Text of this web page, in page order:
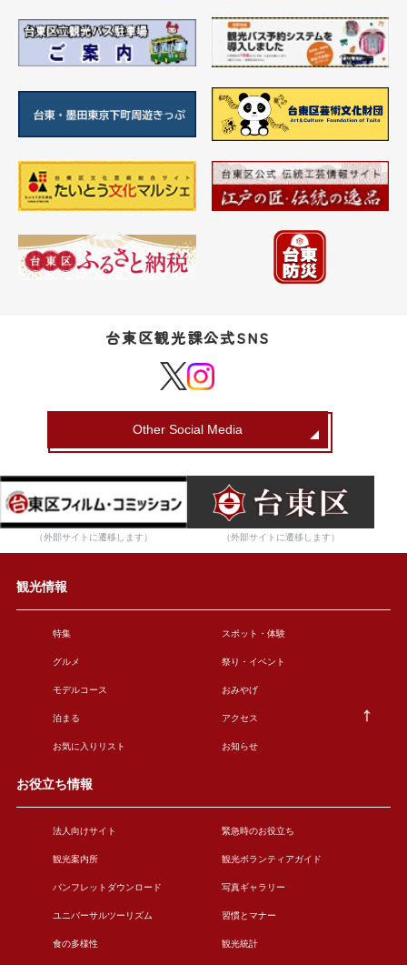
台東区観光課公式SNS
Other Social Media
（外部サイトに遷移します） （外部サイトに遷移します）
観光情報
特集 スポット・体験
グルメ 祭り・イベント
モデルコース おみやげ
泊まる アクセス
お気に入りリスト お知らせ
お役立ち情報
法人向けサイト 緊急時のお役立ち
観光案内所 観光ボランティアガイド
パンフレットダウンロード 写真ギャラリー
ユニバーサルツーリズム 習慣とマナー
食の多様性 観光統計